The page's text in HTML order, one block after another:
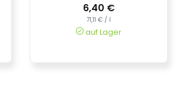
6,40 €
71,11 € / l
auf Lager